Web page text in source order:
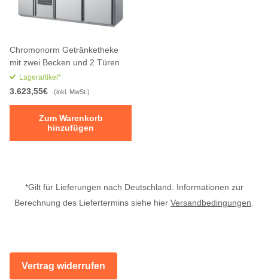
Chromonorm Getränketheke
mit zwei Becken und 2 Türen
Lagerartikel*
3.623,55€ (inkl. MwSt.)
Zum Warenkorb
hinzufügen
*Gilt für Lieferungen nach Deutschland. Informationen zur
Berechnung des Liefertermins siehe hier Versandbedingungen
Vertrag widerrufen